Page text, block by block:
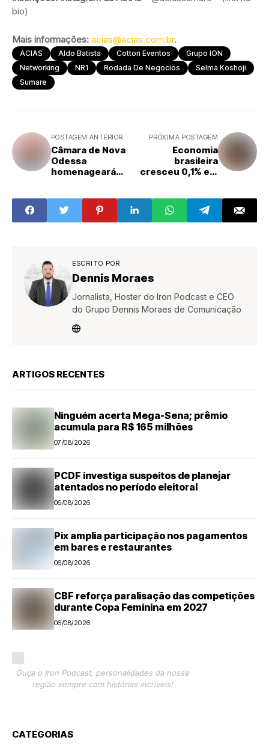
bio)
Mais informações: acias@acias.com.br.
ACIAS Aldo Batista Cotton Eventos
Grupo ION
Networking
NR1 Rodada De Negocios
Selma Koshoji
Sumare
POSTAGEM ANTERIOR
Câmara de Nova
Odessa
homenageará
cultural
PRÓXIMA POSTAGEM
Economia
brasileira
cresceu 0,1% em
ESCRITO POR
Dennis Moraes
Jornalista, Hoster do Iron Podcast e CEO
do Grupo Dennis Moraes de Comunicação
ARTIGOS RECENTES
Ninguém acerta Mega-Sena; prêmio
acumula para R$ 165 milhões
07/08/2026
PCDF investiga suspeitos de planejar
atentados no período eleitoral
06/08/2026
Pix amplia participação nos pagamentos
em bares e restaurantes
06/08/2026
CBF reforça paralisação das competições
durante Copa Feminina em 2027
06/08/2026
Ouça o Iron Podcast, personalidades da nossa
região sempre com histórias incríveis!
CATEGORIAS